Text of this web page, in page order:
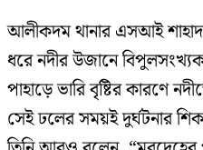
আলীকদম থানার এসআই
ধরে নদীর উজানে
পাহাড়ে ভারি বৃষ্টির কারণে
সেই ঢলের সময়ই দুর্ঘটনার